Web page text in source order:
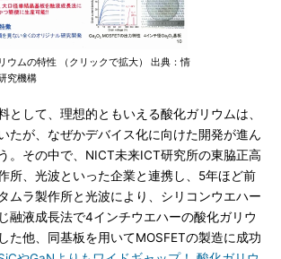
ウムの特性 （クリックで拡大） 出典：情
究機構
して、理想的ともいえる酸化ガリウムは、
たが、なぜかデバイス化に向けた開発が進ん
。その中で、NICT未来ICT研究所の東脇正高
所、光波といった企業と連携し、5年ほど前
ムラ製作所と光波により、シリコンウエハー
融液成長法で4インチウエハーの酸化ガリウ
た他、同基板を用いてMOSFETの製造に成功